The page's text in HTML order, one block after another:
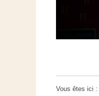
Vous êtes ici :